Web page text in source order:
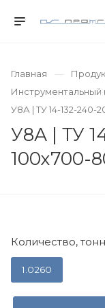
Главная
Инструментальный
У8А | ТУ 14-132-240-
У8А | ТУ
100х700-
Количество, тонн
1.0260